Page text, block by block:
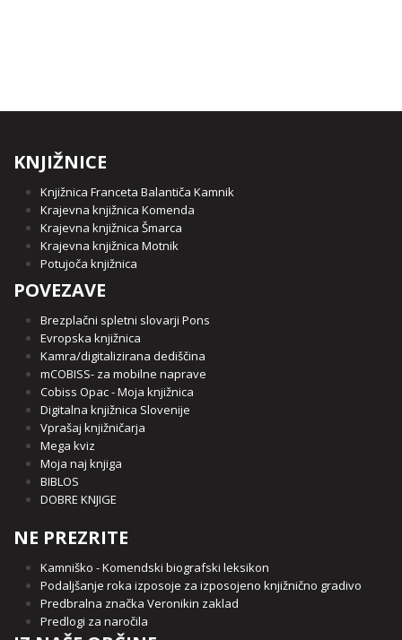
KNJIŽNICE
Knjižnica Franceta Balantiča Kamnik
Krajevna knjižnica Komenda
Krajevna knjižnica Šmarca
Krajevna knjižnica Motnik
Potujoča knjižnica
POVEZAVE
Brezplačni spletni slovarji Pons
Evropska knjižnica
Kamra/digitalizirana dediščina
mCOBISS- za mobilne naprave
Cobiss Opac - Moja knjižnica
Digitalna knjižnica Slovenije
Vprašaj knjižničarja
Mega kviz
Moja naj knjiga
BIBLOS
DOBRE KNJIGE
NE PREZRITE
Kamniško - Komendski biografski leksikon
Podaljšanje roka izposoje za izposojeno knjižnično gradivo
Predbralna značka Veronikin zaklad
Predlogi za naročila